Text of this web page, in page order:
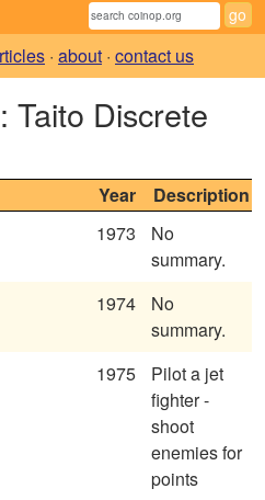
· about · contact us
Taito Discrete
Year
Description
1973
No
summary.
1974
No
summary.
1975
Pilot a jet
fighter -
shoot
enemies for
points